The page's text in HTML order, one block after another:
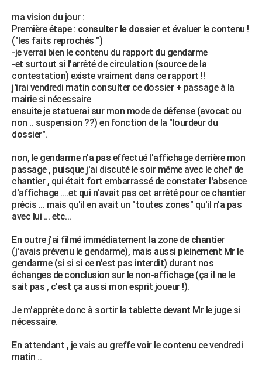
ma vision du jour :
Première étape: consulter le dossier et évaluer le contenu !
("les faits reprochés ")
-je verrai bien le contenu du rapport du gendarme
-et surtout si l'arrêté de circulation (source de la
contestation) existe vraiment dans ce rapport !!
j'irai vendredi matin consulter ce dossier + passage à la
mairie si nécessaire
ensuite je statuerai sur mon mode de défense (avocat ou
non .. suspension ??) en fonction de la "lourdeur du
dossier".
non, le gendarme n'a pas effectué l'affichage derrière mon
passage , puisque j'ai discuté le soir même avec le chef de
chantier , qui était fort embarrassé de constater l'absence
d'affichage ....et qui n'avait pas cet arrêté pour ce chantier
précis ... mais qu'il en avait un "toutes zones" qu'il n'a pas
avec lui ... etc...
En outre j'ai filmé immédiatement la zone de chantier
(j'avais prévenu le gendarme), mais aussi pleinement Mr le
gendarme (si si si ce n'est pas interdit) durant nos
échanges de conclusion sur le non-affichage (ça il ne le
sait pas , c'est ça aussi mon esprit joueur !).
Je m'apprête donc à sortir la tablette devant Mr le juge si
nécessaire.
En attendant , je vais au greffe voir le contenu ce vendredi
matin ..